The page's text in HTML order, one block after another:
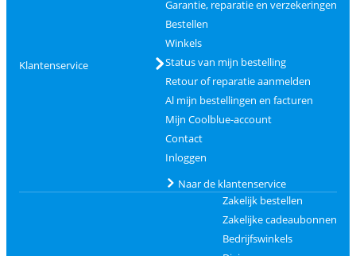
Klantenservice
Garantie, reparatie en verzekeringen
Bestellen
Winkels
Status van mijn bestelling
Retour of reparatie aanmelden
Al mijn bestellingen en facturen
Mijn Coolblue-account
Contact
Inloggen
Naar de klantenservice
Zakelijk bestellen
Zakelijke cadeaubonnen
Bedrijfswinkels